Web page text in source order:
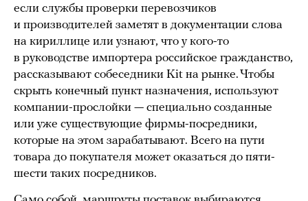
если службы проверки перевозчиков
и производителей заметят в документации слова
на кириллице или узнают, что у кого-то
в руководстве импортера российское гражданство,
рассказывают собеседники Kit на рынке. Чтобы
скрыть конечный пункт назначения, используют
компании-прослойки — специально созданные
или уже существующие фирмы-посредники,
которые на этом зарабатывают. Всего на пути
товара до покупателя может оказаться до пяти-
шести таких посредников.